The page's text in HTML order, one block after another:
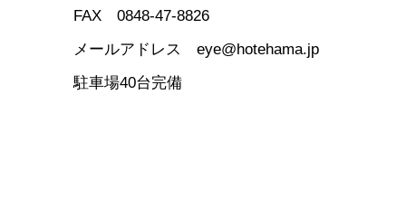
FAX 0848-47-8826
メールアドレス eye@hotehama.jp
駐車場40台完備